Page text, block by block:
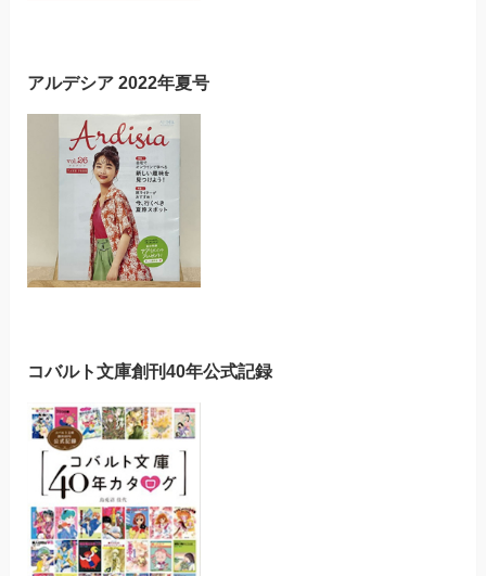
アルデシア 2022年夏号
コバルト文庫創刊40年公式記録